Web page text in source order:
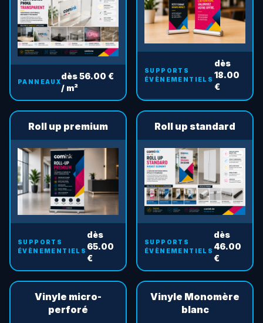
PANNEAUX
dès 56.00 €
/ m²
SUPPORTS
ÉVÈNEMENTIELS
dès
18.00
€
Roll up premium
SUPPORTS
ÉVÈNEMENTIELS
dès
65.00
€
Roll up standard
SUPPORTS
ÉVÈNEMENTIELS
dès
46.00
€
Vinyle micro-
perforé
Vinyle Monomère
blanc